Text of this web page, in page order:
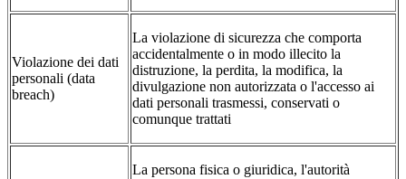
Violazione dei dati
personali (data
breach)
La violazione di sicurezza che comporta
accidentalmente o in modo illecito la
distruzione, la perdita, la modifica, la
divulgazione non autorizzata o l'accesso ai
dati personali trasmessi, conservati o
comunque trattati
La persona fisica o giuridica, l'autorità